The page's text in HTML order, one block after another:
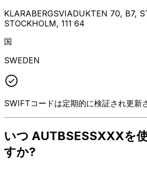
KLARABERGSVIADUKTEN 70, B7,
STOCKHOLM, 111 64
国
SWEDEN
SWIFTコードは定期的に検証され更新
いつ AUTBSESSXXXを
すか?